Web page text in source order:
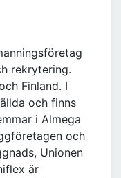
rekrytering.
Finland. I
och finns
i Almega
och
Unionen
är